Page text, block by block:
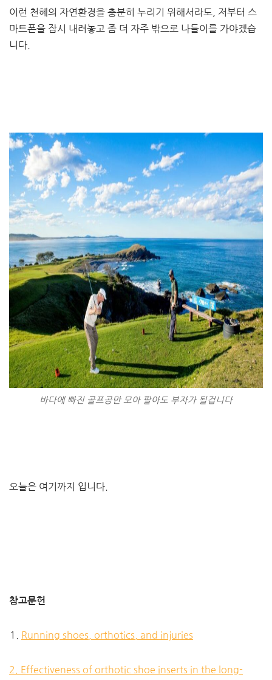
​이런 천혜의 자연환경을 충분히 누리기 위해서라도, 저부터 스
마트폰을 잠시 내려놓고 좀 더 자주 밖으로 나들이를 가야겠습
니다.
바다에 빠진 골프공만 모아 팔아도 부자가 될겁니다
오늘은 여기까지 입니다.
참고문헌
​Running shoes, orthotics, and injuries
2. Effectiveness of orthotic shoe inserts in the long-